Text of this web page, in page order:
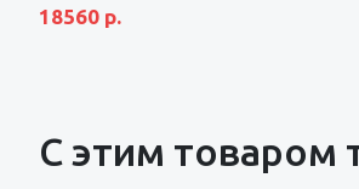
18560 р.
С этим товаром